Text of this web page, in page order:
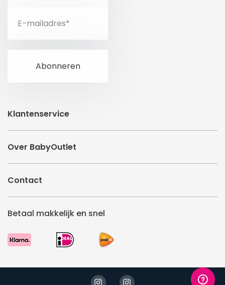
Klantenservice
Over BabyOutlet
Contact
Betaal makkelijk en snel